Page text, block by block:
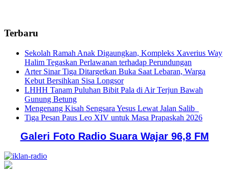
Terbaru
Sekolah Ramah Anak Digaungkan, Kompleks Xaverius Way
Halim Tegaskan Perlawanan terhadap Perundungan
Arter Sinar Tiga Ditargetkan Buka Saat Lebaran, Warga
Kebut Bersihkan Sisa Longsor
LHHH Tanam Puluhan Bibit Pala di Air Terjun Bawah
Gunung Betung
Mengenang Kisah Sengsara Yesus Lewat Jalan Salib
Tiga Pesan Paus Leo XIV untuk Masa Prapaskah 2026
Galeri Foto Radio Suara Wajar 96,8 FM